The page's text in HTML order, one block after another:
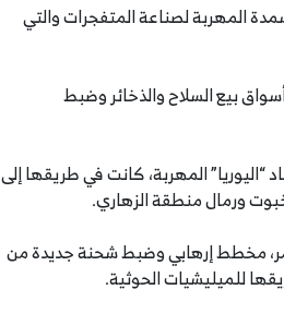
المهربة لصناعة المتفجرات والتي
بيع السلاح والذخائر وضبط
السماد “اليوريا” المهربة، كانت في طريقها إلى
ورمال منطقة الزهاري.
الأحمر، مخطط إرهابي وضبط شحنة جديدة من